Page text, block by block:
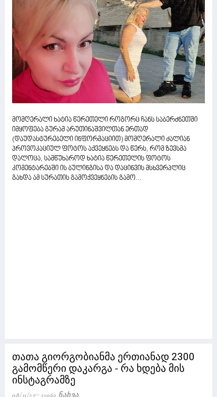
მომღერალი ხატია წერეთელი როგორც ჩანს საბერძნეთში
იმყოფება გურამ არუთინაშვილთან ერთად
(დაუდასტურებელი ინფორმაციით) მომღერალი ძალიან
პროვოკაციულ ფოტოს აქვეყნებს და წერს, რომ ზევსმა
დალოცა, სამწუხაროდ ხატია წერეთელის ფოტოს
კომენტარებში ის ბულინგისა და დაცინვის მსხვერპლიც
გახდა ამ სურათის გამოქვეყნების გამო...
თათა გიორგობიანმა ერთიანად 2300
გამომწერი დაკარგა - რა ხდება მის
ინსტაგრამზე
08/11/23 35063 Ნახვა